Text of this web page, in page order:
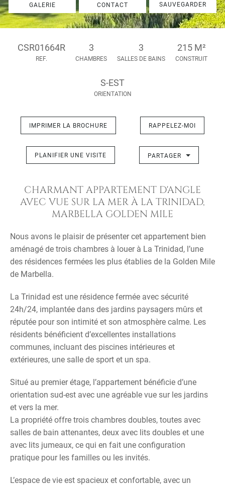
GALERIE CONTACT SAUVEGARDER
CSR01664R
REF.
3
CHAMBRES
3
SALLES DE BAINS
215 M²
CONSTRUIT
S-EST
ORIENTATION
IMPRIMER LA BROCHURE RAPPELEZ-MOI
PLANIFIER UNE VISITE PARTAGER
CHARMANT APPARTEMENT D'ANGLE
AVEC VUE SUR LA MER À LA TRINIDAD,
MARBELLA GOLDEN MILE
Nous avons le plaisir de présenter cet appartement bien
aménagé de trois chambres à louer à La Trinidad, l’une
des résidences fermées les plus établies de la Golden Mile
de Marbella.
La Trinidad est une résidence fermée avec sécurité
24h/24, implantée dans des jardins paysagers mûrs et
réputée pour son intimité et son atmosphère calme. Les
résidents bénéficient d’excellentes installations
communes, incluant des piscines intérieures et
extérieures, une salle de sport et un spa.
Situé au premier étage, l’appartement bénéficie d’une
orientation sud-est avec une agréable vue sur les jardins
et vers la mer.
La propriété offre trois chambres doubles, toutes avec
salles de bain attenantes, deux avec lits doubles et une
avec lits jumeaux, ce qui en fait une configuration
pratique pour les familles ou les invités.
L’espace de vie est spacieux et confortable, avec un